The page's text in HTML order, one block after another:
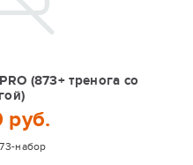
(873+ тренога со
руб.
набор